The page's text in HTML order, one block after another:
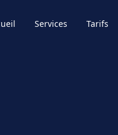
Services Tarifs